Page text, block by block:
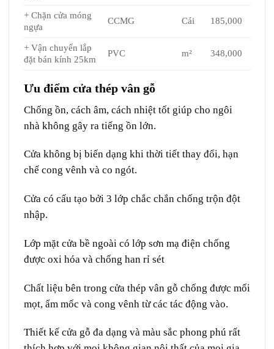
+ Chặn cửa móng
ngựa
CCMG Cái 185,000
+ Vận chuyển lắp
đặt bán kính 25km
PVC m² 348,000
Ưu điểm cửa thép vân gỗ
Chống ồn, cách âm, cách nhiệt tốt giúp cho ngôi
nhà không gây ra tiếng ồn lớn.
Cửa không bị biến dạng khi thời tiết thay đổi, hạn
chế cong vênh và co ngót.
Cửa có cấu tạo bởi 3 lớp chắc chắn chống trộn đột
nhập.
Lớp mặt cửa bề ngoài có lớp sơn mạ điện chống
được oxi hóa và chống han rỉ sét
Chất liệu bên trong cửa thép vân gỗ chống được mối
mọt, ẩm mốc và cong vênh từ các tác động vào.
Thiết kế cửa gỗ đa dạng và màu sắc phong phú rất